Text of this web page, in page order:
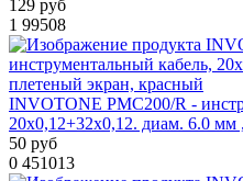
129 руб
1 99508
INVOTONE PMC200/R -
20х0,12+32х0,12. диам. 6.0
50 руб
0 451013